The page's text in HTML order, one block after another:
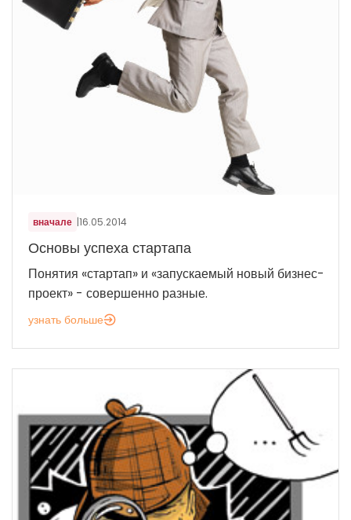
вначале |16.05.2014
Основы успеха стартапа
Понятия «стартап» и «запускаемый новый бизнес-
проект» - совершенно разные.
узнать больше